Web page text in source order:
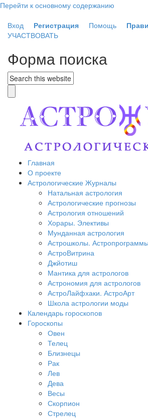
Перейти к основному содержанию
Вход
Регистрация Помощь
УЧАСТВОВАТЬ
Форма поиска
Главная
О проекте
Астрологические Журналы
Натальная астрология
Астрологические прогнозы
Астрология отношений
Хорары. Элективы
Мунданная астрология
Астрошколы. Астропрограммы
АстроВитрина
Джйотиш
Мантика для астрологов
Астрономия для астрологов
АстроЛайфхаки. АстроАрт
Школа астрологии моды
Календарь гороскопов
Гороскопы
Овен
Телец
Близнецы
Рак
Лев
Дева
Весы
Скорпион
Стрелец